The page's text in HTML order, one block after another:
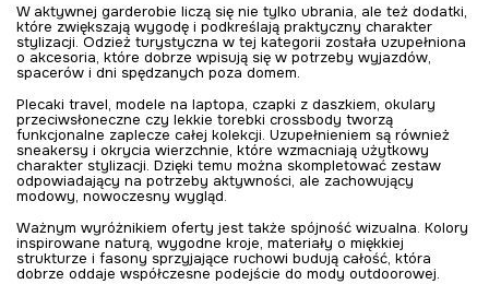
W aktywnej garderobie liczą się nie tylko ubrania, ale też dodatki,
które zwiększają wygodę i podkreślają praktyczny charakter
stylizacji. Odzież turystyczna w tej kategorii została uzupełniona
o akcesoria, które dobrze wpisują się w potrzeby wyjazdów,
spacerów i dni spędzanych poza domem.
Plecaki travel, modele na laptopa, czapki z daszkiem, okulary
przeciwsłoneczne czy lekkie torebki crossbody tworzą
funkcjonalne zaplecze całej kolekcji. Uzupełnieniem są również
sneakersy i okrycia wierzchnie, które wzmacniają użytkowy
charakter stylizacji. Dzięki temu można skompletować zestaw
odpowiadający na potrzeby aktywności, ale zachowujący
modowy, nowoczesny wygląd.
Ważnym wyróżnikiem oferty jest także spójność wizualna. Kolory
inspirowane naturą, wygodne kroje, materiały o miękkiej
strukturze i fasony sprzyjające ruchowi budują całość, która
dobrze oddaje współczesne podejście do mody outdoorowej.